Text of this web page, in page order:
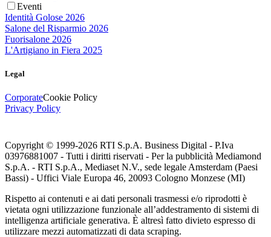
Eventi
Identità Golose 2026
Salone del Risparmio 2026
Fuorisalone 2026
L'Artigiano in Fiera 2025
Legal
CorporateCookie Policy
Privacy Policy
Copyright © 1999-2026 RTI S.p.A. Business Digital - P.Iva
03976881007 - Tutti i diritti riservati - Per la pubblicità Mediamond
S.p.A. - RTI S.p.A., Mediaset N.V., sede legale Amsterdam (Paesi
Bassi) - Uffici Viale Europa 46, 20093 Cologno Monzese (MI)
Rispetto ai contenuti e ai dati personali trasmessi e/o riprodotti è
vietata ogni utilizzazione funzionale all’addestramento di sistemi di
intelligenza artificiale generativa. È altresì fatto divieto espresso di
utilizzare mezzi automatizzati di data scraping.